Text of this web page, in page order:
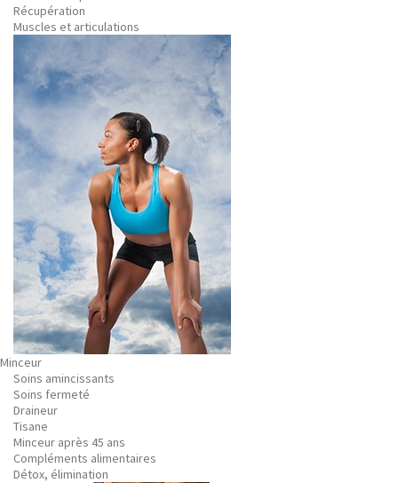
Récupération
Muscles et articulations
Minceur
Soins amincissants
Soins fermeté
Draineur
Tisane
Minceur après 45 ans
Compléments alimentaires
Détox, élimination